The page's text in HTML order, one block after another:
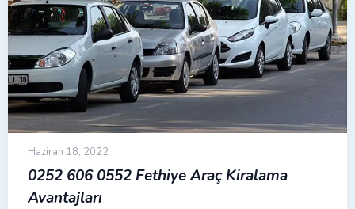
Haziran 18, 2022
0252 606 0552 Fethiye Araç Kiralama
Avantajları